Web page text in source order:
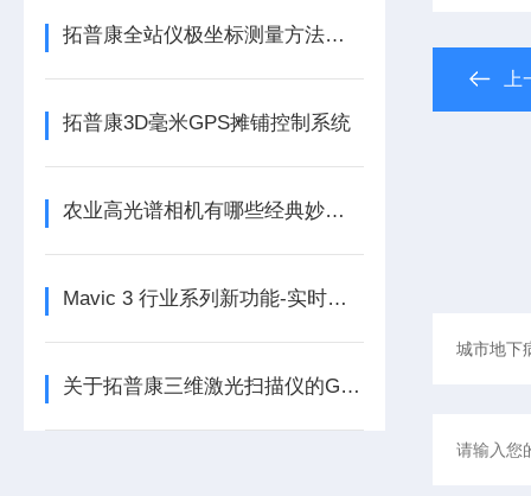
拓普康全站仪极坐标测量方法，你知道吗？
拓普康3D毫米GPS摊铺控制系统
农业高光谱相机有哪些经典妙用呢
Mavic 3 行业系列新功能-实时仿地飞行
关于拓普康三维激光扫描仪的GLS-2000的应用